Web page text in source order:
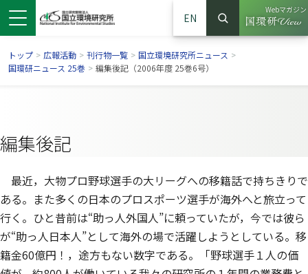
ドウで開きます）
ンドウで開きます）
ウインドウで開きます）
EN
サイト内検索
検索
Webマガジン
（別ウイ
トップ > 広報活動 > 刊行物一覧 > 国立環境研究所ニュース >
国環研ニュース 25巻 > 編集後記（2006年度 25巻6号）
編集後記
最近，大物プロ野球選手の大リーグへの移籍話で持ちきりで
ある。また多くの日本のプロスポーツ選手が海外へと旅立って
行く。ひと昔前は“助っ人外国人”に頼っていたが，今では彼ら
が“助っ人日本人”として海外の場で活躍しようとしている。移
籍金60億円！，途方もない数字である。「野球選手１人の価